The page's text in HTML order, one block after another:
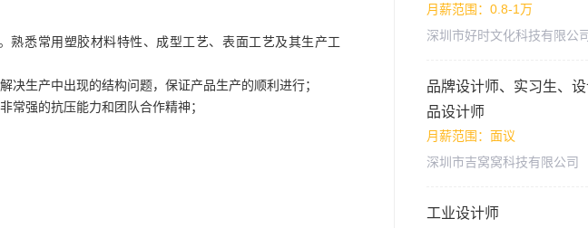
熟悉常用塑胶材料特性、成型工艺、表面工艺及其生产工
生产中出现的结构问题，保证产品生产的顺利进行；
常强的抗压能力和团队合作精神；
月薪范围：0.8-1万
深圳市好时文化科技有限公
品牌设计师、实习生、
品设计师
月薪范围：面议
深圳市吉窝窝科技有限公司
工业设计师